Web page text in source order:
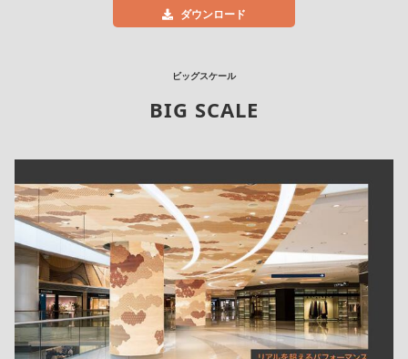
ダウンロード
ビッグスケール
BIG SCALE